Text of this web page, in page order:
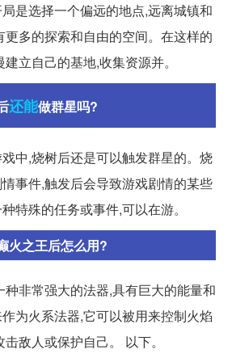
是选择一个偏远的地点,远离城镇和
多的探索和自由的空间。在这样的
立自己的基地,收集资源并。
还能做群星吗?
中,烧树后还是可以触发群星的。烧
事件,触发后会导致游戏剧情的某些
特殊的任务或事件,可以在游。
火之王后怎么用?
非常强大的法器,具有巨大的能量和
为火系法器,它可以被用来控制火焰
敌人或保护自己。 以下。